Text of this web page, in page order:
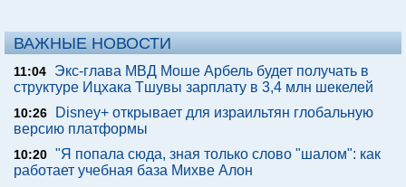
ВАЖНЫЕ НОВОСТИ
11:04
Экс-глава МВД Моше Арбель будет получать в
структуре Ицхака Тшувы зарплату в 3,4 млн шекелей
10:26
Disney+ открывает для израильтян глобальную
версию платформы
10:20 "Я попала сюда, зная только слово "шалом": как
работает учебная база Михве Алон